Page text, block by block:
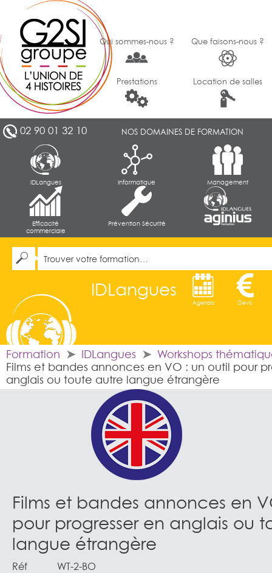
Qui sommes-nous ? Que faisons-nous ?
Prestations Location de salles
02 90 01 32 10 NOS DOMAINES DE FORMATION
IDLangues Informatique Management
Efficacité
commerciale
Prévention Sécurité
IDLangues
Agenda Devis
Formation IDLangues
Workshops
Films et bandes annonces en VO : un outil pour
anglais ou toute autre langue étrangère
Films et bandes annonces en
pour progresser en anglais ou
langue étrangère
Réf
WT-2-BO